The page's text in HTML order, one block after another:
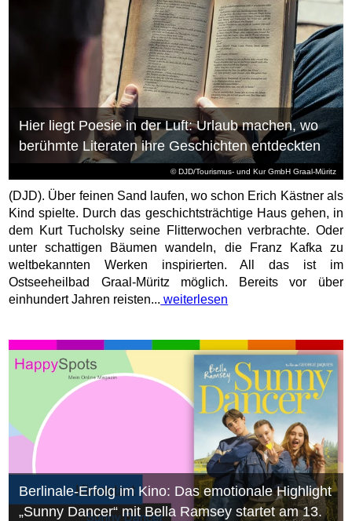
© DJD/Tourismus- und Kur GmbH Graal-Müritz
Hier liegt Poesie in der Luft: Urlaub machen, wo
berühmte Literaten ihre Geschichten entdeckten
(DJD). Über feinen Sand laufen, wo schon Erich Kästner als
Kind spielte. Durch das geschichtsträchtige Haus gehen, in
dem Kurt Tucholsky seine Flitterwochen verbrachte. Oder
unter schattigen Bäumen wandeln, die Franz Kafka zu
weltbekannten Werken inspirierten. All das ist im
Ostseeheilbad Graal-Müritz möglich. Bereits vor über
einhundert Jahren reisten... weiterlesen
Berlinale-Erfolg im Kino: Das emotionale Highlight
„Sunny Dancer“ mit Bella Ramsey startet am 13.